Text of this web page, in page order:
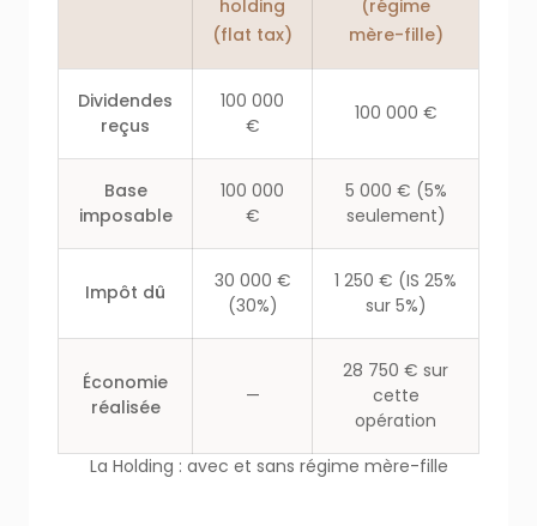
holding
(flat tax)
(régime
mère-fille)
Dividendes
reçus
100 000
€
100 000 €
Base
imposable
100 000
€
5 000 € (5%
seulement)
Impôt dû
30 000 €
(30%)
1 250 € (IS 25%
sur 5%)
Économie
réalisée
—
28 750 € sur
cette
opération
La Holding : avec et sans régime mère-fille